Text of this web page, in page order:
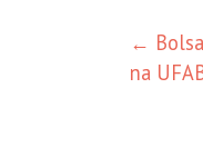
de
←
na